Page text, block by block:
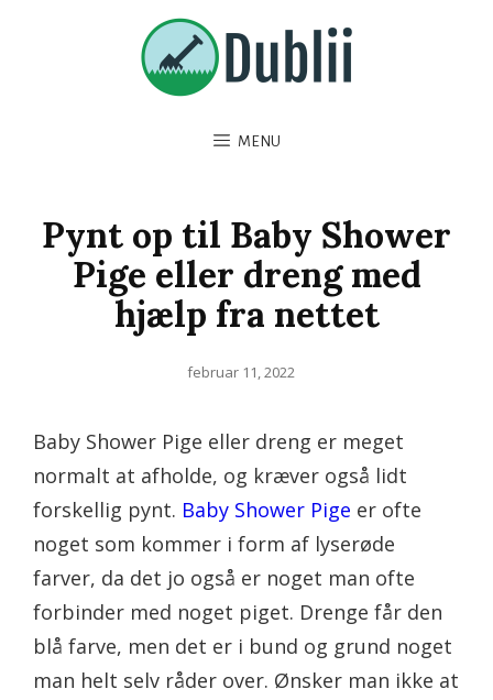
MENU
Pynt op til Baby Shower
Pige eller dreng med
hjælp fra nettet
Posted
februar 11, 2022
Baby Shower Pige eller dreng er meget
normalt at afholde, og kræver også lidt
forskellig pynt. Baby Shower Pige er ofte
noget som kommer i form af lyserøde
farver, da det jo også er noget man ofte
forbinder med noget piget. Drenge får den
blå farve, men det er i bund og grund noget
man helt selv råder over. Ønsker man ikke at